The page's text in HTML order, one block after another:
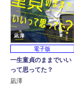
電子版
一生童貞のままでいい
って思ってた？
凪澤